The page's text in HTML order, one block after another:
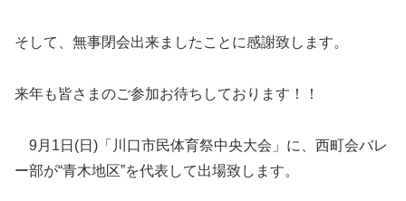
そして、無事閉会出来ましたことに感謝致します。
来年も皆さまのご参加お待ちしております！！
9月1日(日)「川口市民体育祭中央大会」に、西町会バレ
ー部が“青木地区”を代表して出場致します。